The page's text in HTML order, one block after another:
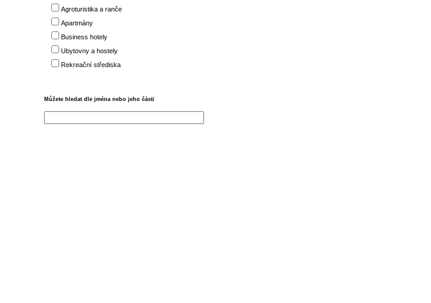
Agroturistika a ranče
Apartmány
Business hotely
Ubytovny a hostely
Rekreační střediska
Můžete hledat dle jména nebo jeho části